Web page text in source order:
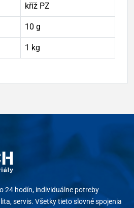
kříž PZ
10 g
1 kg
24 hodín, individuálne potreby
servis. Všetky tieto slovné spojenia